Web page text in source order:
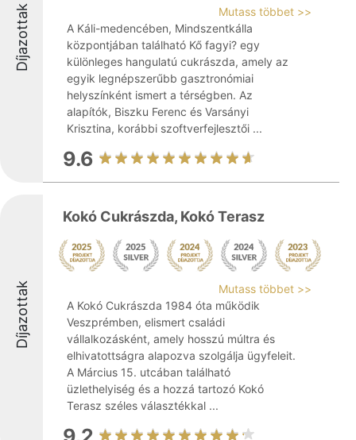
Díjazottak
Mutass többet >>
A Káli-medencében, Mindszentkálla
központjában található Kő fagyi? egy
különleges hangulatú cukrászda, amely az
egyik legnépszerűbb gasztronómiai
helyszínként ismert a térségben. Az
alapítók, Biszku Ferenc és Varsányi
Krisztina, korábbi szoftverfejlesztői ...
9.6
Díjazottak
Kokó Cukrászda, Kokó Terasz
Mutass többet >>
A Kokó Cukrászda 1984 óta működik
Veszprémben, elismert családi
vállalkozásként, amely hosszú múltra és
elhivatottságra alapozva szolgálja ügyfeleit.
A Március 15. utcában található
üzlethelyiség és a hozzá tartozó Kokó
Terasz széles választékkal ...